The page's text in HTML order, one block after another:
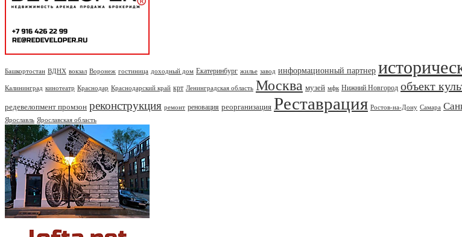
Башкортостан ВДНХ вокзал Воронеж гостиница доходный дом Екатеринбург жилье завод информационный партнер
Калининград кинотеатр Краснодар Краснодарский край крт Ленинградская область Москва музей мфк Нижний Новгород объект
редевелопмент промзон реконструкция ремонт реновация реорганизация Реставрация Ростов-на-Дону Самара
Ярославль Ярославская область